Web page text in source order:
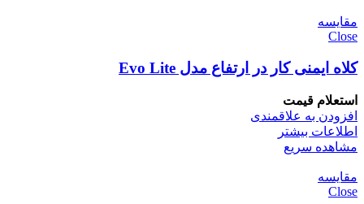
مقایسه
Close
کلاه ایمنی کار در ارتفاع مدل Evo Lite
استعلام قیمت
افزودن به علاقمندی
اطلاعات بیشتر
مشاهده سریع
مقایسه
Close